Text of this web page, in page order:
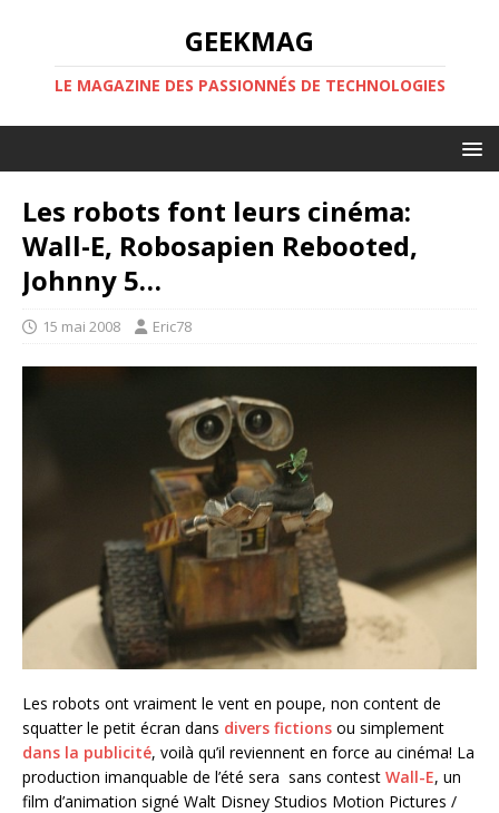
GEEKMAG
LE MAGAZINE DES PASSIONNÉS DE TECHNOLOGIES
Les robots font leurs cinéma:
Wall-E, Robosapien Rebooted,
Johnny 5…
15 mai 2008 Eric78
Les robots ont vraiment le vent en poupe, non content de
squatter le petit écran dans divers fictions ou simplement
dans la publicité, voilà qu’il reviennent en force au cinéma! La
production imanquable de l’été sera sans contest Wall-E, un
film d’animation signé Walt Disney Studios Motion Pictures /